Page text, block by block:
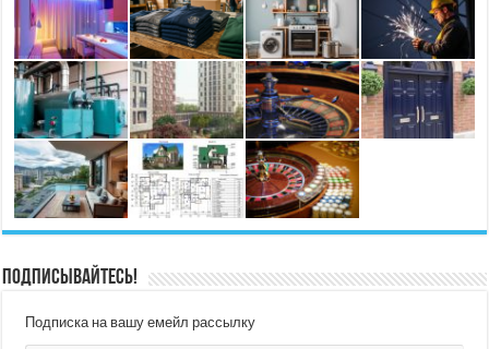
Подписывайтесь!
Подписка на вашу емейл рассылку